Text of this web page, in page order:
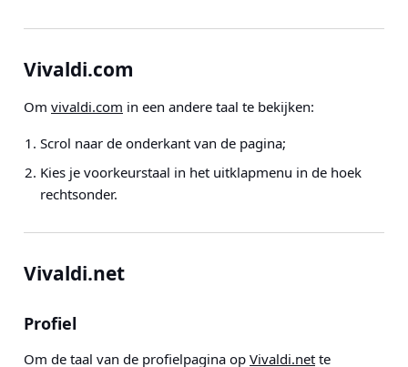
Vivaldi.com
Om vivaldi.com in een andere taal te bekijken:
Scrol naar de onderkant van de pagina;
Kies je voorkeurstaal in het uitklapmenu in de hoek
rechtsonder.
Vivaldi.net
Profiel
Om de taal van de profielpagina op Vivaldi.net te